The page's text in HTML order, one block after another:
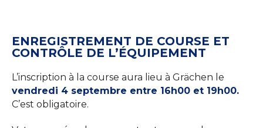
ENREGISTREMENT DE COURSE ET
CONTRÔLE DE L’ÉQUIPEMENT
L’inscription à la course aura lieu à Grächen le
vendredi 4 septembre entre 16h00 et 19h00.
C’est obligatoire.